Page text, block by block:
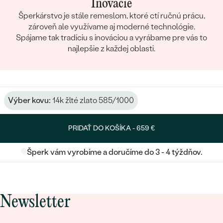
Inovácie
Šperkárstvo je stále remeslom, ktoré ctí ručnú prácu,
zároveň ale využívame aj moderné technológie.
Spájame tak tradíciu s inováciou a vyrábame pre vás to
najlepšie z každej oblasti.
Výber kovu: 14k žlté zlato 585/1000
PRIDAŤ DO KOŠÍKA -659 €
Šperk vám vyrobíme a doručíme do 3 - 4 týždňov.
Newsletter